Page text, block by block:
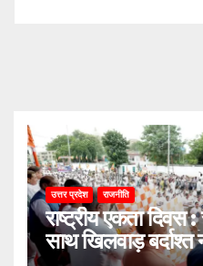
उत्तर प्रदेश राजनीति
राष्ट्रीय एकता
साथ खिलवाड़ बर्दाश्त